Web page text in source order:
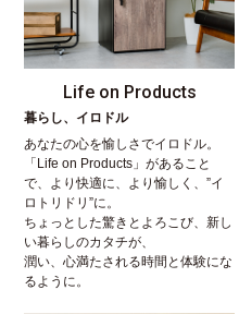
Life on Products
暮らし、イロドル
あなたの心を愉しさでイロドル。
「Life on Products」があること
で、より快適に、より愉しく、”イ
ロトリドリ”に。
ちょっとした驚きとよろこび、新し
い暮らしのカタチが、
潤い、心満たされる時間と体験にな
るように。